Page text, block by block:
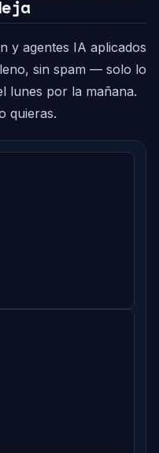
y agentes IA aplicados
sin spam — solo lo
lunes por la mañana.
quieras.